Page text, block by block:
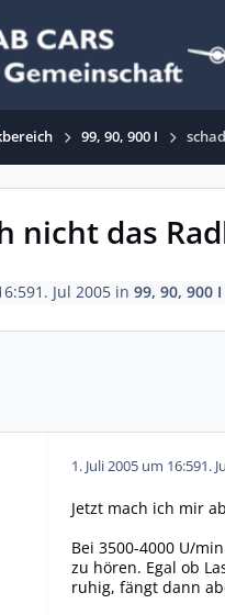
99, 90, 900 I
nicht das
1. Jul 2005in 99, 90, 900 I
1. Juli 2005 um 16:591.
Jetzt mach ich mir
Bei 3500-4000 U/
zu hören. Egal ob
ruhig, fängt dann